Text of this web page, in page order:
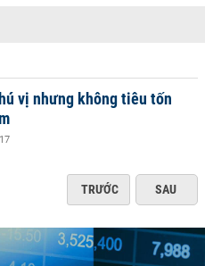
vị nhưng không tiêu tốn
TRƯỚC SAU